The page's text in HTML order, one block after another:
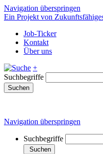
Navigation überspringen
Ein Projekt von
Job-Ticker
Kontakt
Über uns
+
Suchbegriffe
Suchen
Navigation überspringen
Suchbegriffe
Suchen